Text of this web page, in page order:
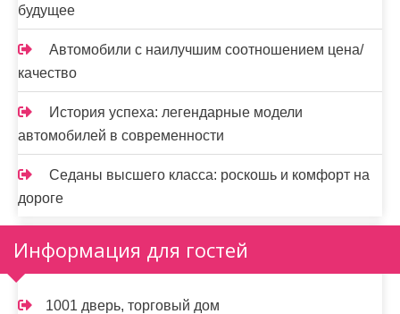
будущее
Автомобили с наилучшим соотношением цена/
качество
История успеха: легендарные модели
автомобилей в современности
Седаны высшего класса: роскошь и комфорт на
дороге
Информация для гостей
1001 дверь, торговый дом